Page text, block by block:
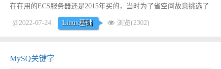
在在用的ECS服务器还是2015年买的，当时为了省空间故意挑选了
比较老的centos6.5系统，空间是省下来了，后面暴露的问题越来越
多了。时间来到了2022年，连centos官方都已经放弃维护了，我用
的却还是上古...阅读全文
@2022-07-24 Linux基础 浏览(2302)
MySQ关键字